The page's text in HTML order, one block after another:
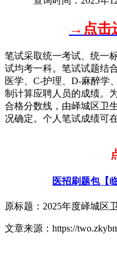
→点击
笔试采取统一考试、统一
试均考一科。笔试试题结
医学、C-护理、D-麻醉学
制计算应聘人员的成绩。
合格分数线，由峄城区卫
况确定。个人笔试成绩可
医招刷题包【
原标题：2025年度峄城区
文章来源：https://